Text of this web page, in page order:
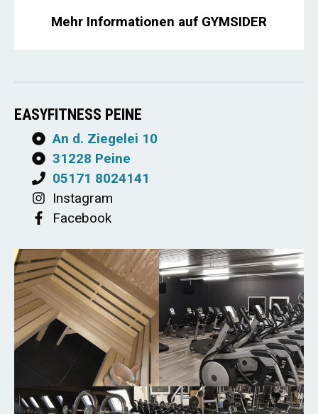
Mehr Informationen auf GYMSIDER
EASYFITNESS PEINE
An d. Ziegelei 10
31228 Peine
05171 8024141
Instagram
Facebook